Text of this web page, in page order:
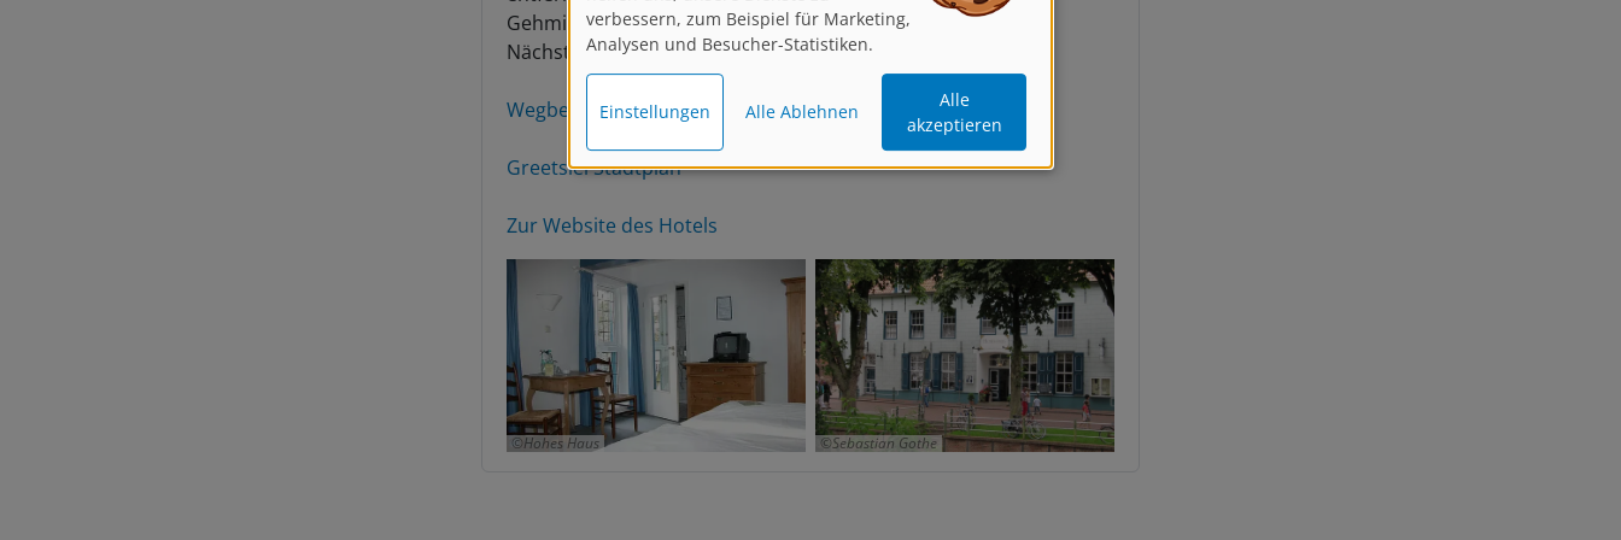
Gehminuten.
Nächster Flugplatz: Bremen, Osnabrück
Wegbeschreibung
Greetsiel Stadtplan
Zur Website des Hotels
Hohes Haus Sebastian Gothe
Analysen und Besucher-Statistiken.
akzeptieren